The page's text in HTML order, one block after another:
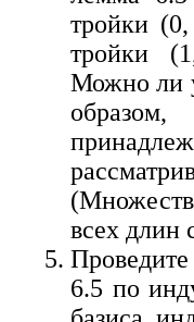
тройки
тройки
Можно ли
всех длин
6.5 по